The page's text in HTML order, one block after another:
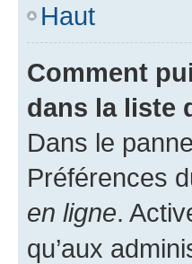
Haut
Comment
dans la liste
Dans le
Préférences
en ligne.
qu’aux